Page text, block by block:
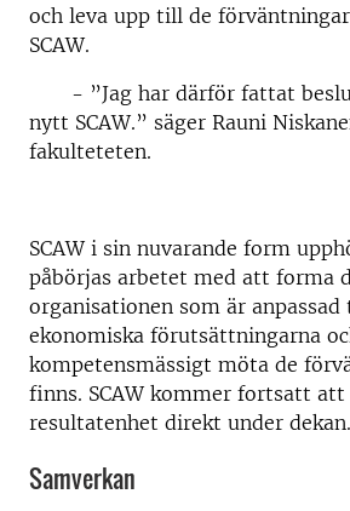
och leva upp till de
SCAW.
- ”Jag har därför fattat
nytt SCAW.” säger Rauni
fakulteteten.
SCAW i sin nuvarande form
påbörjas arbetet med att forma
organisationen som är anpassad
ekonomiska förutsättningarna
kompetensmässigt möta de
finns. SCAW kommer fortsatt att
resultatenhet direkt under dekan.
Samverkan